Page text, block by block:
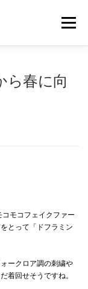
メニュー
ら春に向
モコフェイクファー
とって「ドフラミン
ークロア調の刺繍や
着回せそうですね。